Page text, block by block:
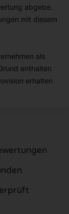
abgebe.
mit diesem
als
enthalten
erhalten